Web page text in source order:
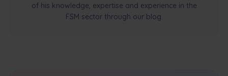
of his knowledge, expertise and experience in the
FSM sector through our blog.